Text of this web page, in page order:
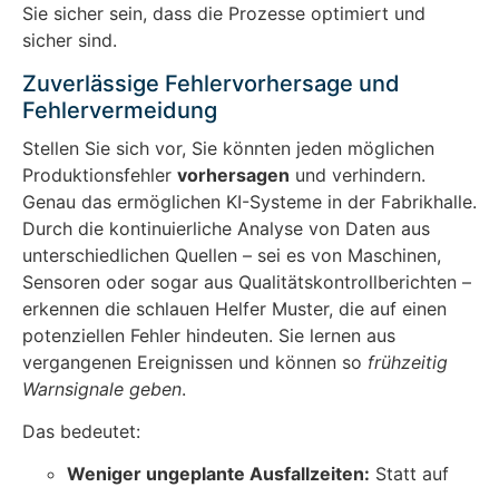
Sie sicher sein, dass die Prozesse optimiert und
sicher sind.
Zuverlässige Fehlervorhersage und
Fehlervermeidung
Stellen Sie sich vor, Sie könnten jeden möglichen
Produktionsfehler vorhersagen und verhindern.
Genau das ermöglichen KI-Systeme in der Fabrikhalle.
Durch die kontinuierliche Analyse von Daten aus
unterschiedlichen Quellen – sei es von Maschinen,
Sensoren oder sogar aus Qualitätskontrollberichten –
erkennen die schlauen Helfer Muster, die auf einen
potenziellen Fehler hindeuten. Sie lernen aus
vergangenen Ereignissen und können so frühzeitig
Warnsignale geben.
Das bedeutet:
Weniger ungeplante Ausfallzeiten: Statt auf